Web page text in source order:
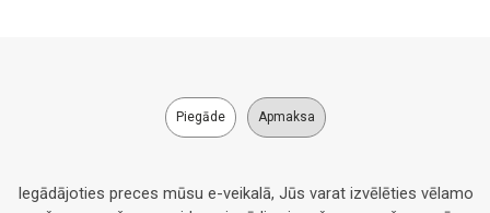
Piegāde Apmaksa
Iegādājoties preces mūsu e-veikalā, Jūs varat izvēlēties vēlamo